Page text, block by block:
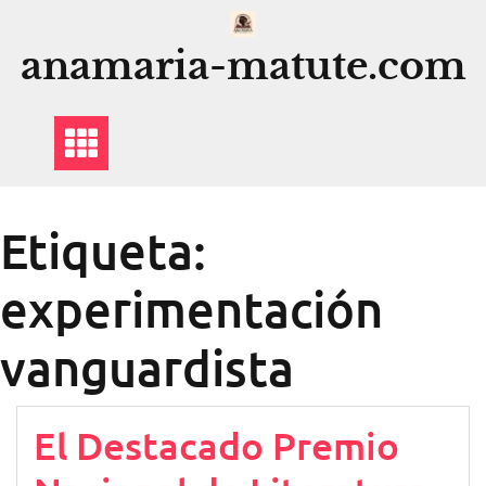
contenido
anamaria-matute.com
Etiqueta:
experimentación
vanguardista
El Destacado Premio